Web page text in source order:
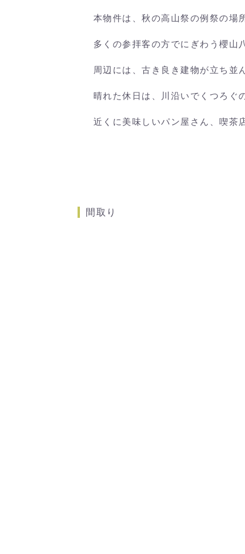
本物件は、秋の高山祭の例祭の場
多くの参拝客の方でにぎわう櫻山
周辺には、古き良き建物が立ち並
晴れた休日は、川沿いでくつろぐ
近くに美味しいパン屋さん、喫茶
間取り